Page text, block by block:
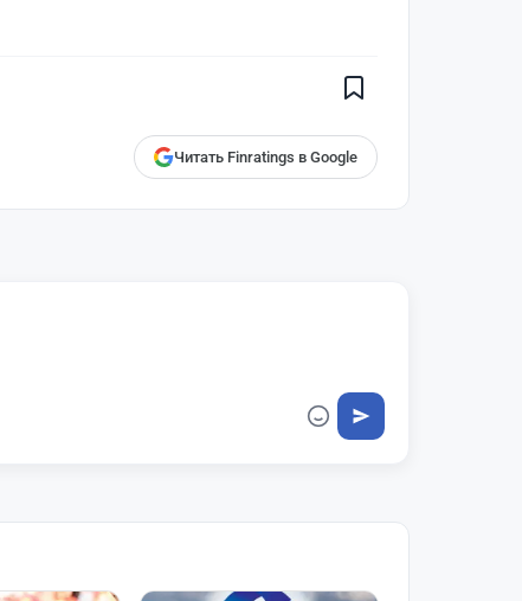
Читать Finratings в Google